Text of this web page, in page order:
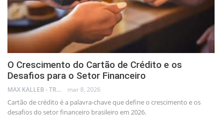
O Crescimento do Cartão de Crédito e os
Desafios para o Setor Financeiro
MAX KALLEB - TRADER mar 8, 2026
Cartão de crédito é a palavra-chave que define o crescimento e os
desafios do setor financeiro brasileiro em 2026.